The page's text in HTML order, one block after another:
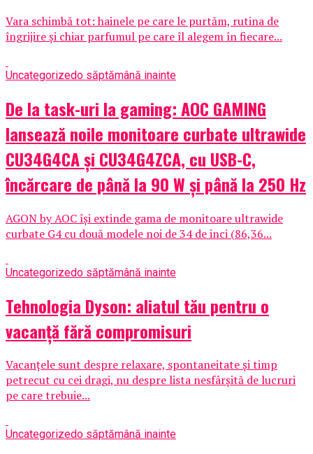
Vara schimbă tot: hainele pe care le purtăm, rutina de
îngrijire și chiar parfumul pe care îl alegem în fiecare...
Uncategorizedo săptămână inainte
De la task-uri la gaming: AOC GAMING
lansează noile monitoare curbate ultrawide
CU34G4CA și CU34G4ZCA, cu USB-C,
încărcare de până la 90 W și până la 250 Hz
AGON by AOC își extinde gama de monitoare ultrawide
curbate G4 cu două modele noi de 34 de inci (86,36...
Uncategorizedo săptămână inainte
Tehnologia Dyson: aliatul tău pentru o
vacanță fără compromisuri
Vacanțele sunt despre relaxare, spontaneitate și timp
petrecut cu cei dragi, nu despre lista nesfârșită de lucruri
pe care trebuie...
Uncategorizedo săptămână inainte